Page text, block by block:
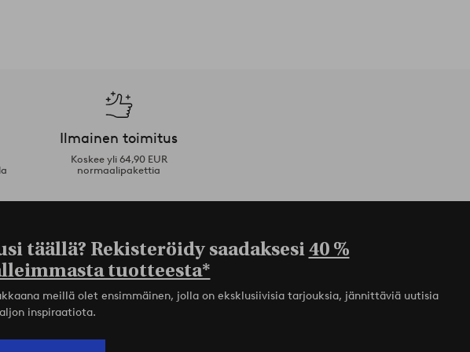
Ilmainen toimitus
Koskee yli 64,90 EUR
normaalipakettia
täällä? Rekisteröidy saadaksesi40 %
tuotteesta*
meillä olet ensimmäinen, jolla on eksklusiivisia tarjouksia, jännittäviä uutisia
inspiraatiota.